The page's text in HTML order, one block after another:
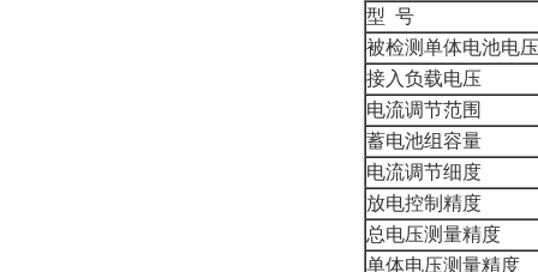
型 号
被检测单体电池电压
接入负载电压
电流调节范围
蓄电池组容量
电流调节细度
放电控制精度
总电压测量精度
单体电压测量精度